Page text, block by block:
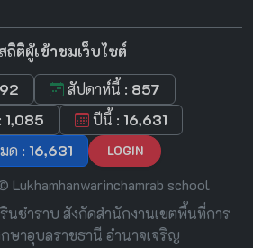
สถิติผู้เข้าชมเว็บไซต์
92 สัปดาห์นี้ : 857
1,085 ปีนี้ : 16,631
ด :16,631 LOGIN
school
นชำราบ สังกัดสำนักงานเขตพื้นที่การ
ษาอุบลราชธานี อำนาจเจริญ